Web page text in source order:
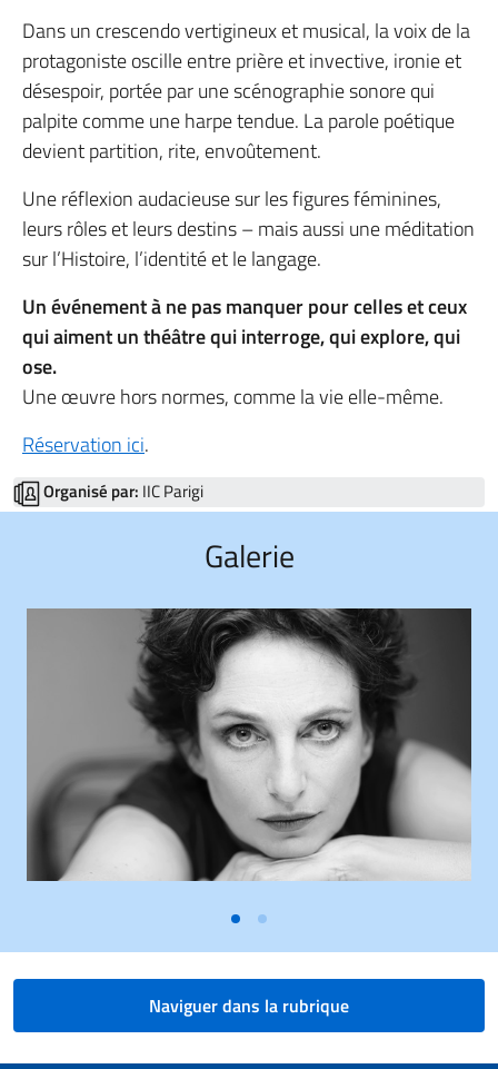
Dans un crescendo vertigineux et musical, la voix de la
protagoniste oscille entre prière et invective, ironie et
désespoir, portée par une scénographie sonore qui
palpite comme une harpe tendue. La parole poétique
devient partition, rite, envoûtement.
Une réflexion audacieuse sur les figures féminines,
leurs rôles et leurs destins – mais aussi une méditation
sur l’Histoire, l’identité et le langage.
Un événement à ne pas manquer pour celles et ceux
qui aiment un théâtre qui interroge, qui explore, qui
ose.
Une œuvre hors normes, comme la vie elle-même.
Réservation ici.
Organisé par: IIC Parigi
Galerie
Naviguer dans la rubrique